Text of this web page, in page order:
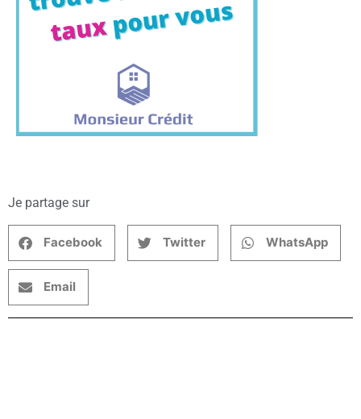
Je partage sur
Facebook Twitter WhatsApp
Email